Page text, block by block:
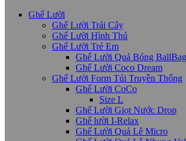
Ghế Lười
Ghế Lười Trái Cây
Ghế Lười Hình Thú
Ghế Lười Trẻ Em
Ghế Lười Quả Bóng BallBag
Ghế Lười Coco Dream
Ghế Lười Form Túi Truyền Thống
Ghế Lười CoCo
Size L
Ghế Lười Giọt Nước Drop
Ghế lười I-Relax
Ghế Lười Quả Lê Micro